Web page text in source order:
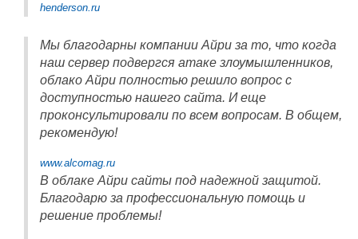
henderson.ru
Мы благодарны компании Айри за то, что когда
наш сервер подвергся атаке злоумышленников,
облако Айри полностью решило вопрос с
доступностью нашего сайта. И еще
проконсультировали по всем вопросам. В общем,
рекомендую!
www.alcomag.ru
В облаке Айри сайты под надежной защитой.
Благодарю за профессиональную помощь и
решение проблемы!